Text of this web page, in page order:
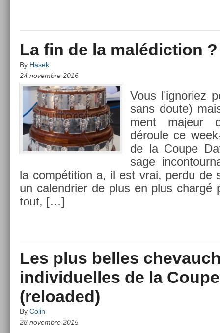
La fin de la malédiction ?
By Hasek
24 novembre 2016
Vous l’ig­noriez
sans doute)
ment majeur
déroule ce
de la Coupe
sage
la com­péti­tion a, il est vrai, perdu de
un calendri­er de plus en plus chargé
tout, […]
Les plus belles
individuelles de la
(reloaded)
By Colin
28 novembre 2015